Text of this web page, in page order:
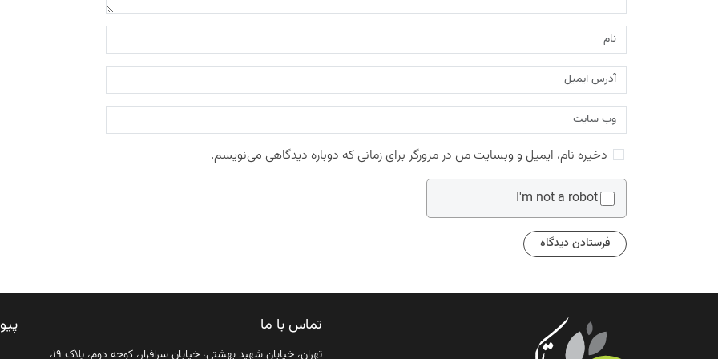
ذخیره نام، ایمیل و وبسایت من در مرورگر برای زمانی که دوباره دیدگاهی می‌نویسم.
I'm not a robot
تماس با ما
تهران، خیابان شهید بهشتی، خیابان سرافراز، کوچه دوم، پلاک ۱۹،